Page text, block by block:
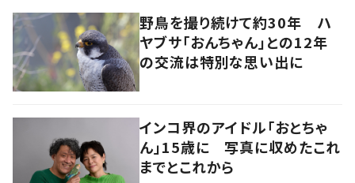
野鳥を撮り続けて約30年 ハ
ヤブサ「おんちゃん」との12年
の交流は特別な思い出に
インコ界のアイドル「おとちゃ
ん」15歳に 写真に収めたこれ
までとこれから